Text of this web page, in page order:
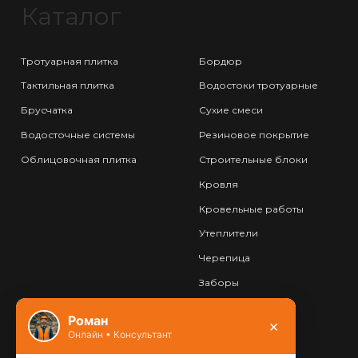
Каталог
Тротуарная плитка
Тактильная плитка
Брусчатка
Водосточные системы
Облицовочная плитка
Бордюр
Водостоки тротуарные
Сухие смеси
Резиновое покрытие
Строительные блоки
Кровля
Кровельные работы
Утеплители
Черепица
Заборы
Контакты
Роман
Онлайн • Консультант ×